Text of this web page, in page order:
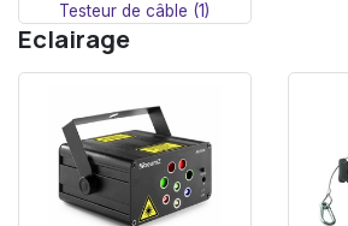
Testeur de câble (1)
Eclairage